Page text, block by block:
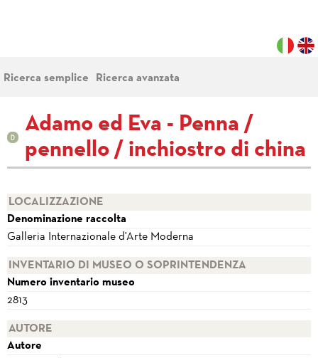
Ricerca semplice Ricerca avanzata
Adamo ed Eva - Penna /
pennello / inchiostro di china
LOCALIZZAZIONE
Denominazione raccolta
Galleria Internazionale d'Arte Moderna
INVENTARIO DI MUSEO O SOPRINTENDENZA
Numero inventario museo
2813
AUTORE
Autore